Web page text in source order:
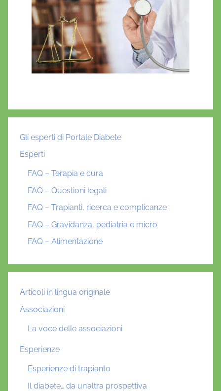
Gli esperti di Portale Diabete
Esperti
FAQ – Terapia e cura
FAQ – Questioni legali
FAQ – Trapianti, ricerca e complicanze
FAQ – Gravidanza, pediatria e micro
FAQ – Alimentazione
Articoli in lingua originale
Associazioni
La voce delle associazioni
Esperienze
Esperienze di trapianto
Il diabete… da un’altra prospettiva